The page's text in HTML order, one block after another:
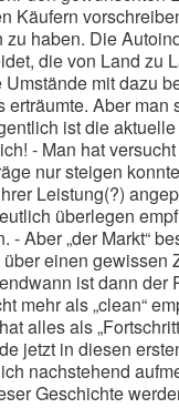
Käufern
haben. Die
die von Land zu
mit dazu
erträumte. Aber
ist die
- Man hat
nur steigen
Leistung(?)
überlegen
- Aber „der Markt“
einen
ist dann der
mehr als „clean“
alles als
jetzt in diesen
nachstehend
Geschichte